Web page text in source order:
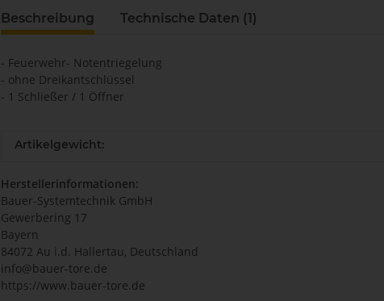
Beschreibung Technische Daten (1)
- Feuerwehr- Notentriegelung
- ohne Dreikantschlüssel
- 1 Schließer / 1 Öffner
Artikelgewicht:
Herstellerinformationen:
Bauer-Systemtechnik GmbH
Gewerbering 17
Bayern
84072 Au i.d. Hallertau, Deutschland
info@bauer-tore.de
https://www.bauer-tore.de